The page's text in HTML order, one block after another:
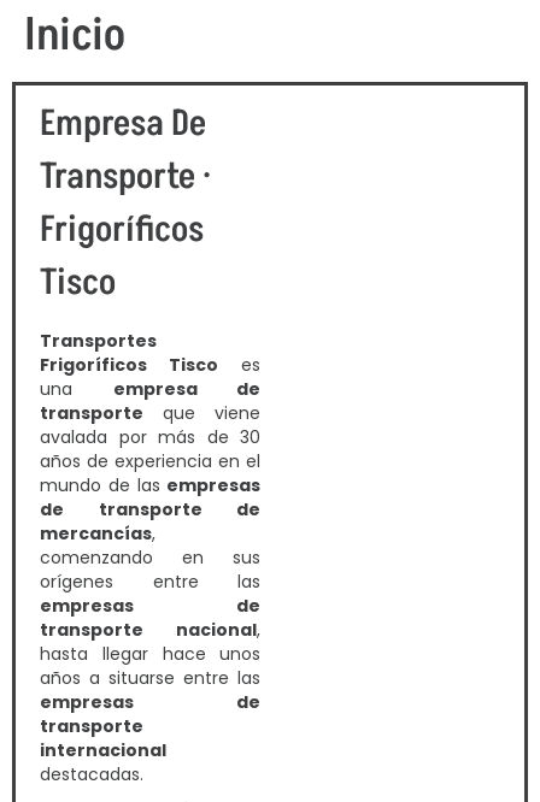
Inicio
Empresa De
Transporte ·
Frigoríficos
Tisco
Transportes
Frigoríficos Tisco es
una empresa de
transporte que viene
avalada por más de 30
años de experiencia en el
mundo de las empresas
de transporte de
mercancías,
comenzando en sus
orígenes entre las
empresas de
transporte nacional,
hasta llegar hace unos
años a situarse entre las
empresas de
transporte
internacional
destacadas.